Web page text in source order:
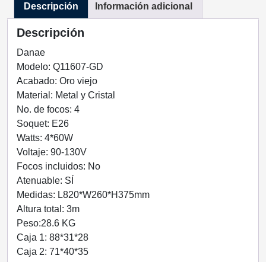
Q11607-
GD
QUOR
LIGHTING
cantidad
Descripción Información adicional
Descripción
Danae
Modelo: Q11607-GD
Acabado: Oro viejo
Material: Metal y Cristal
No. de focos: 4
Soquet: E26
Watts: 4*60W
Voltaje: 90-130V
Focos incluidos: No
Atenuable: SÍ
Medidas: L820*W260*H375mm
Altura total: 3m
Peso:28.6 KG
Caja 1: 88*31*28
Caja 2: 71*40*35